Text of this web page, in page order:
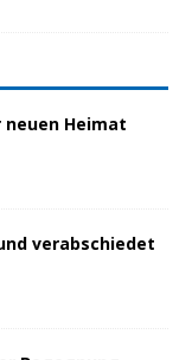
neuen Heimat
verabschiedet